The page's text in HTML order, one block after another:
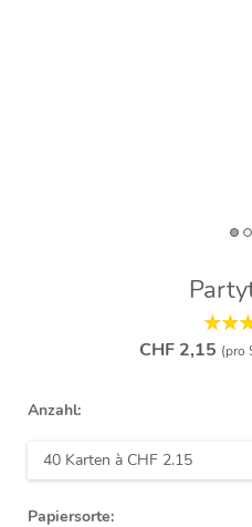
CHF 2,15 (pro
Anzahl:
40 Karten à CHF 2.15
Papiersorte: